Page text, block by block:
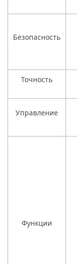
Безопасность
Точность
Управление
Функции